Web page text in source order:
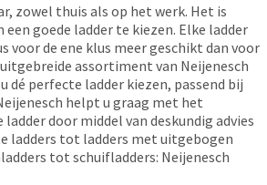
zowel thuis als op het werk. Het is
goede ladder te kiezen. Elke ladder
voor de ene klus meer geschikt dan voor
assortiment van Neijenesch
dé perfecte ladder kiezen, passend bij
helpt u graag met het
door middel van deskundig advies
ladders tot ladders met uitgebogen
tot schuifladders: Neijenesch